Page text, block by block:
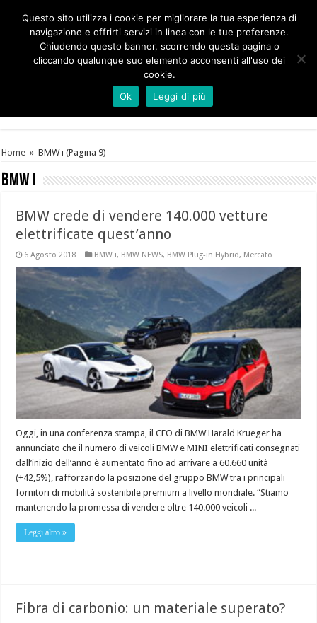
Home » BMW i (Pagina 9)
BMW i
BMW crede di vendere 140.000 vetture
elettrificate quest’anno
6 Agosto 2018 BMW i, BMW NEWS, BMW Plug-in Hybrid, Mercato
Oggi, in una conferenza stampa, il CEO di BMW Harald Krueger ha
annunciato che il numero di veicoli BMW e MINI elettrificati consegnati
dall’inizio dell’anno è aumentato fino ad arrivare a 60.660 unità
(+42,5%), rafforzando la posizione del gruppo BMW tra i principali
fornitori di mobilità sostenibile premium a livello mondiale. “Stiamo
mantenendo la promessa di vendere oltre 140.000 veicoli ...
Leggi altro »
Fibra di carbonio: un materiale superato?
Questo sito utilizza i cookie per migliorare la tua esperienza di
navigazione e offrirti servizi in linea con le tue preferenze.
Chiudendo questo banner, scorrendo questa pagina o
cliccando qualunque suo elemento acconsenti all'uso dei
cookie.
Ok
Leggi di più